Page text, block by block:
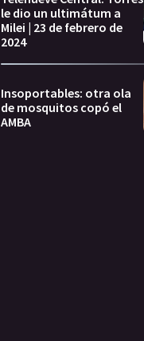
le dio un ultimátum a
Milei | 23 de febrero de
2024
Insoportables: otra ola
de mosquitos copó el
AMBA